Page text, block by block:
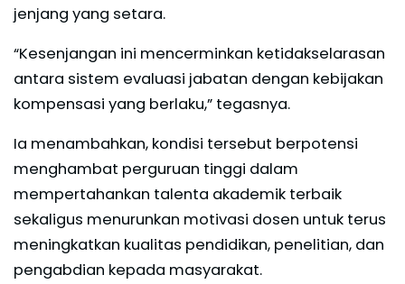
jenjang yang setara.
“Kesenjangan ini mencerminkan ketidakselarasan
antara sistem evaluasi jabatan dengan kebijakan
kompensasi yang berlaku,” tegasnya.
Ia menambahkan, kondisi tersebut berpotensi
menghambat perguruan tinggi dalam
mempertahankan talenta akademik terbaik
sekaligus menurunkan motivasi dosen untuk terus
meningkatkan kualitas pendidikan, penelitian, dan
pengabdian kepada masyarakat.